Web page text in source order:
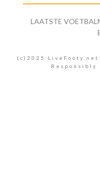
LAATSTE
(c)2025 LiveFooty.net
Responsibly